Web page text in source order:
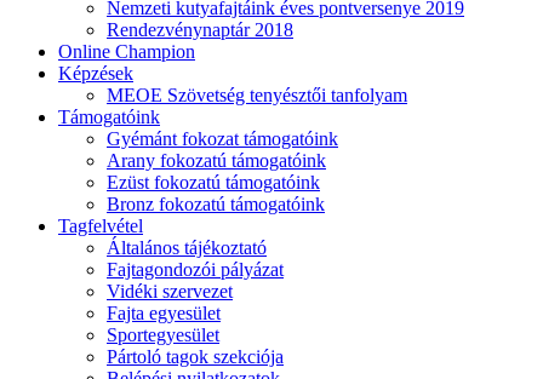
Nemzeti kutyafajtáink éves pontversenye 2019
Rendezvénynaptár 2018
Online Champion
Képzések
MEOE Szövetség tenyésztői tanfolyam
Támogatóink
Gyémánt fokozat támogatóink
Arany fokozatú támogatóink
Ezüst fokozatú támogatóink
Bronz fokozatú támogatóink
Tagfelvétel
Általános tájékoztató
Fajtagondozói pályázat
Vidéki szervezet
Fajta egyesület
Sportegyesület
Pártoló tagok szekciója